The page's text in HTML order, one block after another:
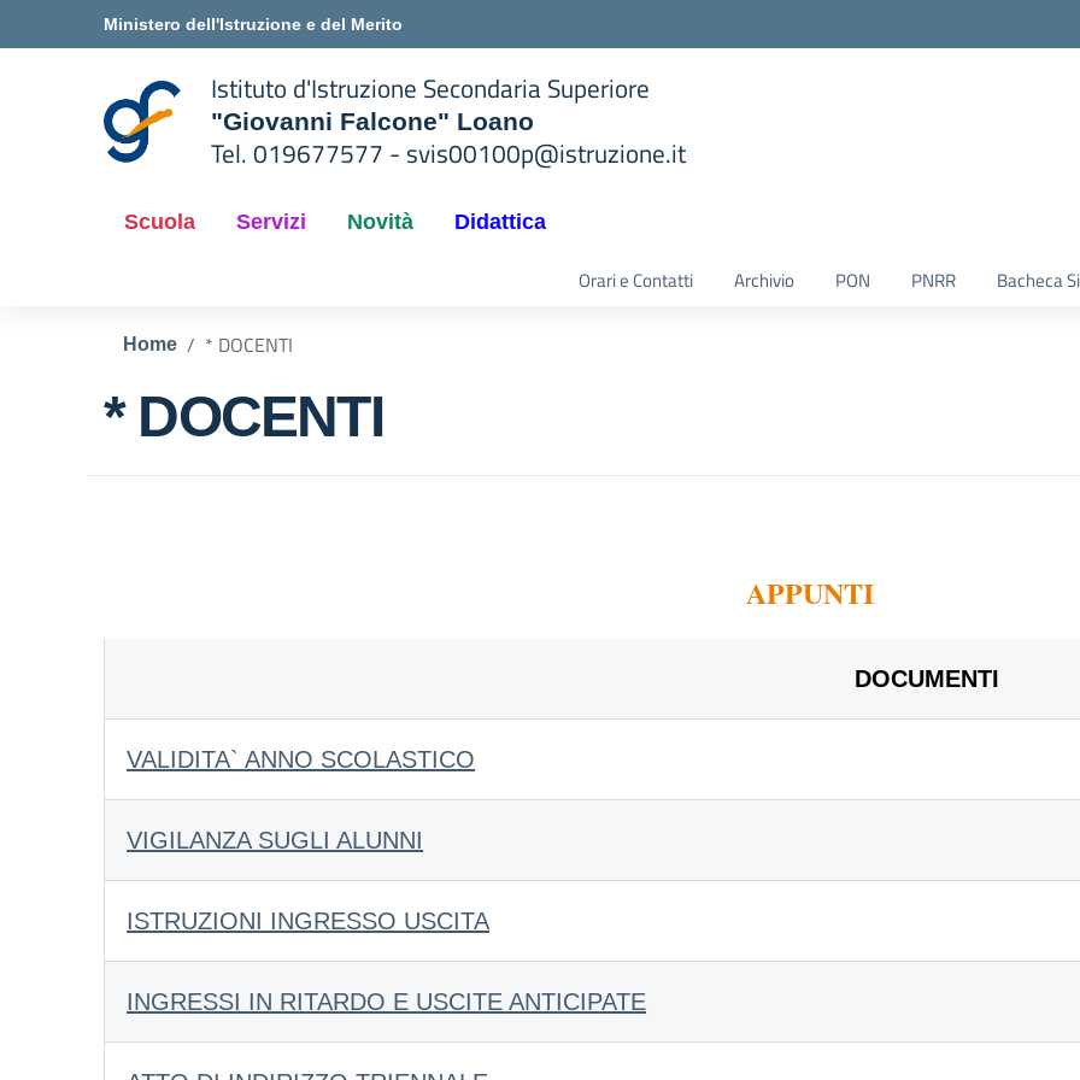
Ministero dell'Istruzione e del Merito
Istituto d'Istruzione Secondaria Superiore
"Giovanni Falcone" Loano
Tel. 019677577 - svis00100p@istruzione.it
Scuola Servizi Novità Didattica
Orari e Contatti Archivio PON PNRR Bacheca
Home * DOCENTI
* DOCENTI
APPUNTI
DOCUMENTI
VALIDITA` ANNO SCOLASTICO
VIGILANZA SUGLI ALUNNI
ISTRUZIONI INGRESSO USCITA
INGRESSI IN RITARDO E USCITE ANTICIPATE